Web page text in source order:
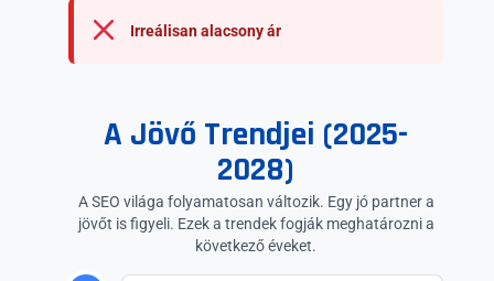
Irreálisan alacsony ár
A Jövő Trendjei (2025-
2028)
A SEO világa folyamatosan változik. Egy jó partner a
jövőt is figyeli. Ezek a trendek fogják meghatározni a
következő éveket.